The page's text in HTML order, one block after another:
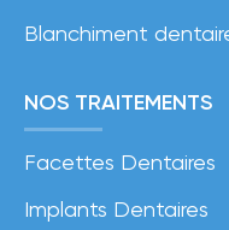
Blanchiment
NOS TRAITEMENTS
Facettes Dentaires
Implants Dentaires